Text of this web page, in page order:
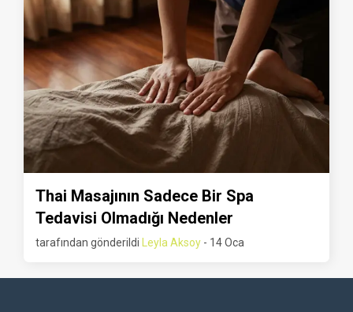
Thai Masajının Sadece Bir Spa
Tedavisi Olmadığı Nedenler
tarafından gönderildi Leyla Aksoy - 14 Oca